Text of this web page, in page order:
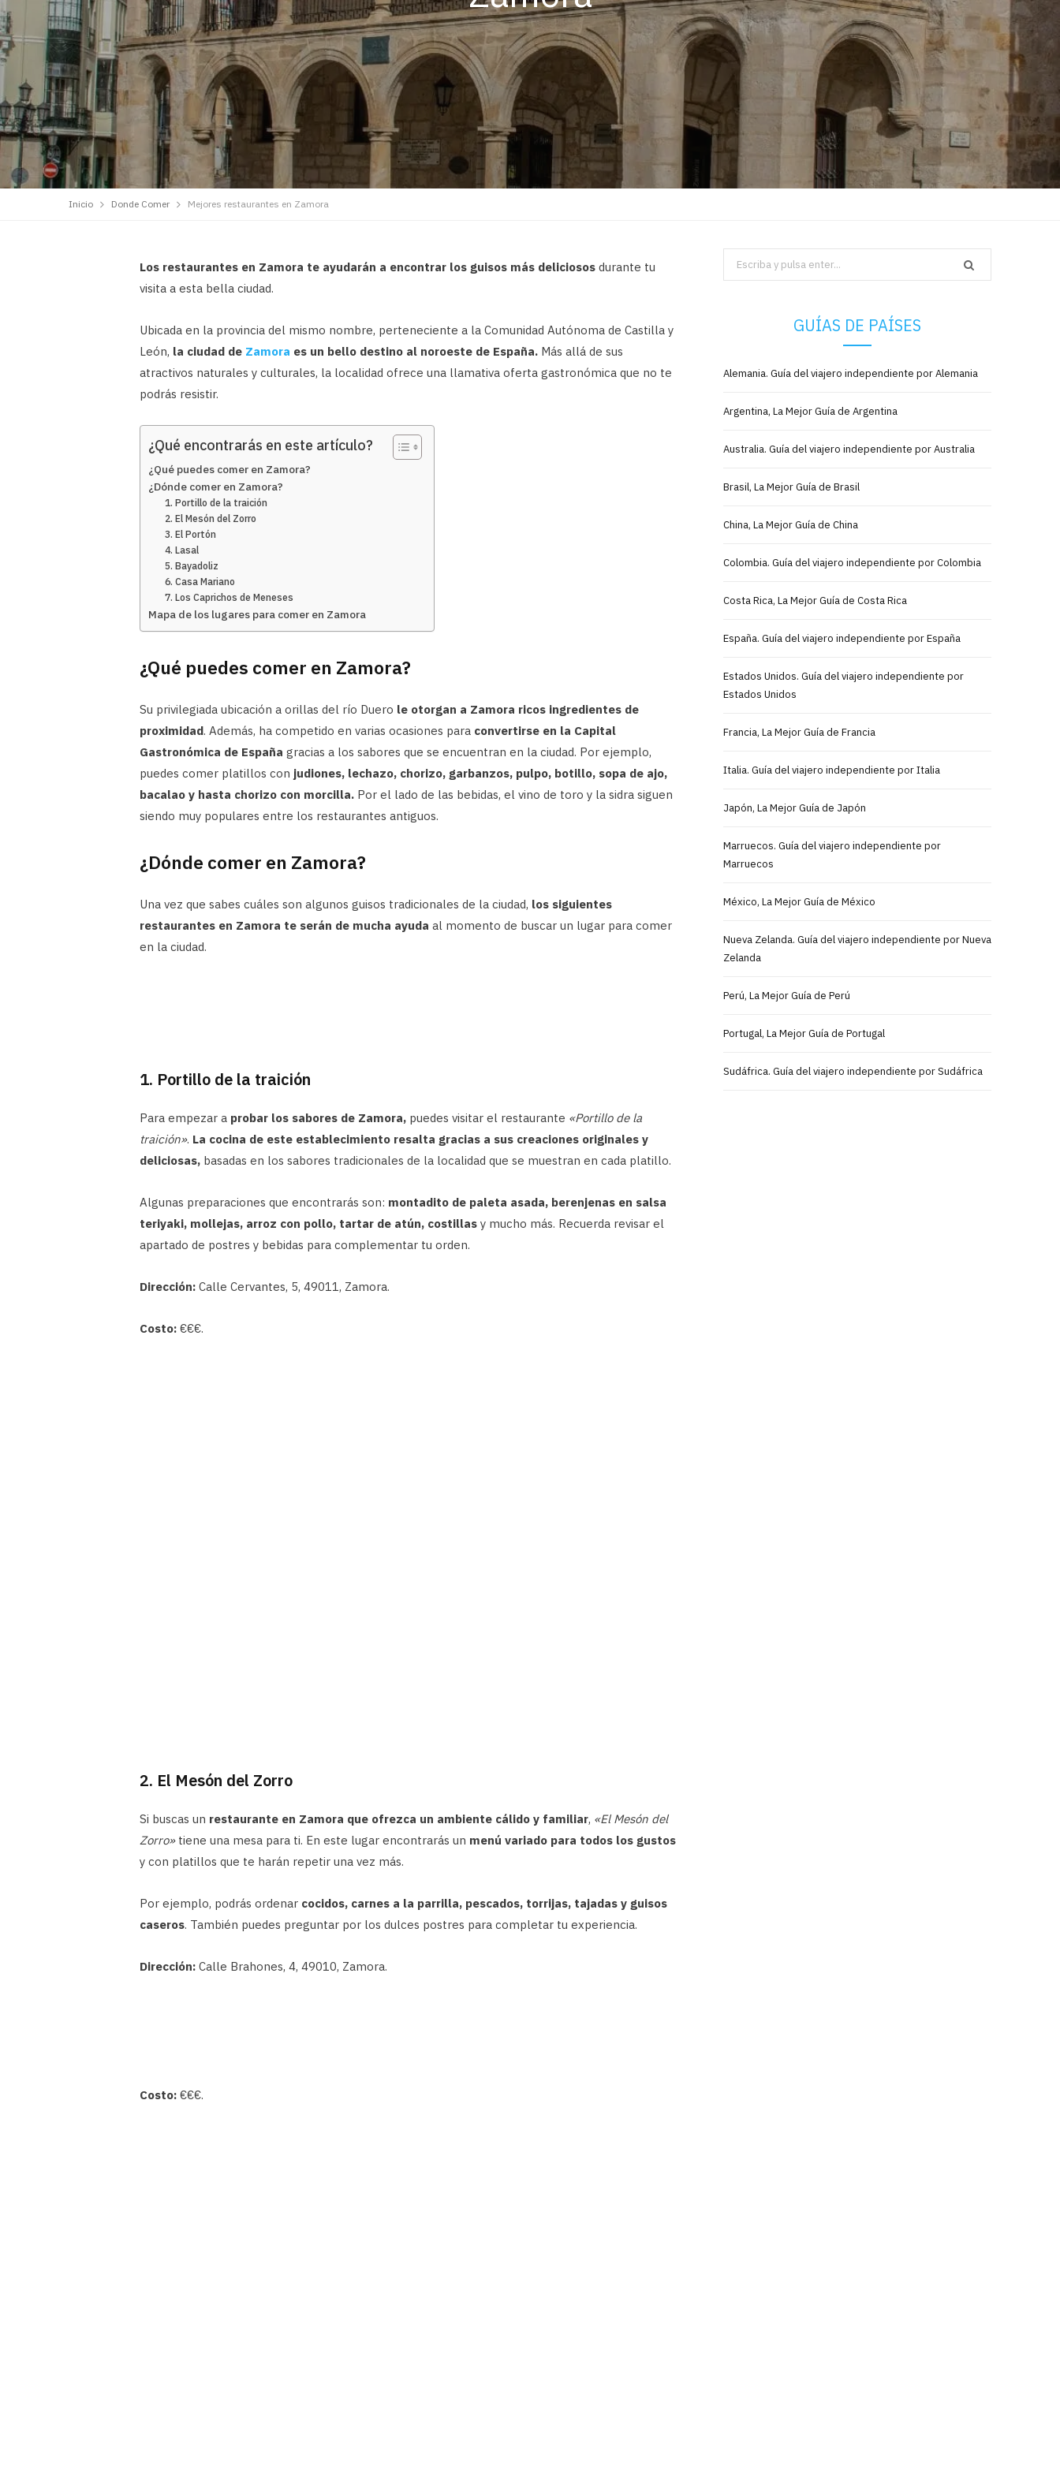
Inicio Donde Comer Mejores restaurantes en Zamora
Los restaurantes en Zamora te ayudarán a encontrar los guisos más deliciosos durante tu
visita a esta bella ciudad.
Ubicada en la provincia del mismo nombre, perteneciente a la Comunidad Autónoma de Castilla y
León, la ciudad de Zamora es un bello destino al noroeste de España. Más allá de sus
atractivos naturales y culturales, la localidad ofrece una llamativa oferta gastronómica que no te
podrás resistir.
¿Qué encontrarás en este artículo?
¿Qué puedes comer en Zamora?
¿Dónde comer en Zamora?
1. Portillo de la traición
2. El Mesón del Zorro
3. El Portón
4. Lasal
5. Bayadoliz
6. Casa Mariano
7. Los Caprichos de Meneses
Mapa de los lugares para comer en Zamora
¿Qué puedes comer en Zamora?
Su privilegiada ubicación a orillas del río Duero le otorgan a Zamora ricos ingredientes de
proximidad. Además, ha competido en varias ocasiones para convertirse en la Capital
Gastronómica de España gracias a los sabores que se encuentran en la ciudad. Por ejemplo,
puedes comer platillos con judiones, lechazo, chorizo, garbanzos, pulpo, botillo, sopa de ajo,
bacalao y hasta chorizo con morcilla. Por el lado de las bebidas, el vino de toro y la sidra siguen
siendo muy populares entre los restaurantes antiguos.
¿Dónde comer en Zamora?
Una vez que sabes cuáles son algunos guisos tradicionales de la ciudad, los siguientes
restaurantes en Zamora te serán de mucha ayuda al momento de buscar un lugar para comer
en la ciudad.
1. Portillo de la traición
Para empezar a probar los sabores de Zamora, puedes visitar el restaurante «Portillo de la
traición». La cocina de este establecimiento resalta gracias a sus creaciones originales y
deliciosas, basadas en los sabores tradicionales de la localidad que se muestran en cada platillo.
Algunas preparaciones que encontrarás son: montadito de paleta asada, berenjenas en salsa
teriyaki, mollejas, arroz con pollo, tartar de atún, costillas y mucho más. Recuerda revisar el
apartado de postres y bebidas para complementar tu orden.
Dirección: Calle Cervantes, 5, 49011, Zamora.
Costo: €€€.
2. El Mesón del Zorro
Si buscas un restaurante en Zamora que ofrezca un ambiente cálido y familiar, «El Mesón del
Zorro»tiene una mesa para ti. En este lugar encontrarás un menú variado para todos los gustos
y con platillos que te harán repetir una vez más.
Por ejemplo, podrás ordenar cocidos, carnes a la parrilla, pescados, torrijas, tajadas y guisos
caseros. También puedes preguntar por los dulces postres para completar tu experiencia.
Dirección: Calle Brahones, 4, 49010, Zamora.
Costo: €€€.
Search
for:
GUÍAS DE PAÍSES
Alemania. Guía del viajero independiente por Alemania
Argentina, La Mejor Guía de Argentina
Australia. Guía del viajero independiente por Australia
Brasil, La Mejor Guía de Brasil
China, La Mejor Guía de China
Colombia. Guía del viajero independiente por Colombia
Costa Rica, La Mejor Guía de Costa Rica
España. Guía del viajero independiente por España
Estados Unidos. Guía del viajero independiente por
Estados Unidos
Francia, La Mejor Guía de Francia
Italia. Guía del viajero independiente por Italia
Japón, La Mejor Guía de Japón
Marruecos. Guía del viajero independiente por
Marruecos
México, La Mejor Guía de México
Nueva Zelanda. Guía del viajero independiente por Nueva
Zelanda
Perú, La Mejor Guía de Perú
Portugal, La Mejor Guía de Portugal
Sudáfrica. Guía del viajero independiente por Sudáfrica